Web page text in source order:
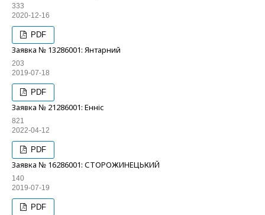
333
2020-12-16
PDF
Заявка № 13286001: Янтарний
203
2019-07-18
PDF
Заявка № 21286001: Енніс
821
2022-04-12
PDF
Заявка № 16286001: СТОРОЖИНЕЦЬКИЙ
140
2019-07-19
PDF